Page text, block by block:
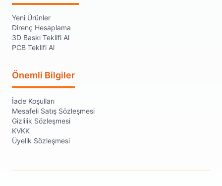
Yeni Ürünler
Direnç Hesaplama
3D Baskı Teklifi Al
PCB Teklifi Al
Önemli Bilgiler
İade Koşulları
Mesafeli Satış Sözleşmesi
Gizlilik Sözleşmesi
KVKK
Üyelik Sözleşmesi